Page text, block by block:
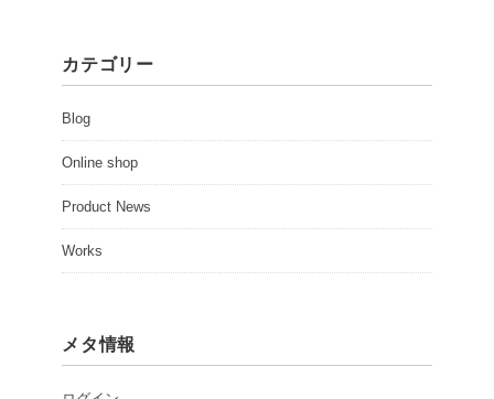
カテゴリー
Blog
Online shop
Product News
Works
メタ情報